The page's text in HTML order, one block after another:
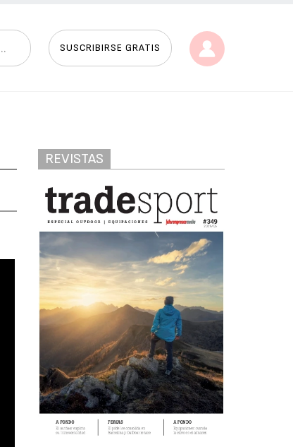
SUSCRIBIRSE GRATIS
REVISTAS